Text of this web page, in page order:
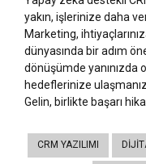
yakın, işlerinize daha
Marketing,
dünyasında bir adım
dönüşümde
hedeflerinize
Gelin, birlikte başarı
CRM YAZILIMI